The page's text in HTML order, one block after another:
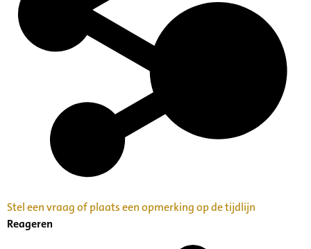
Stel een vraag of plaats een opmerking op de tijdlijn
Reageren